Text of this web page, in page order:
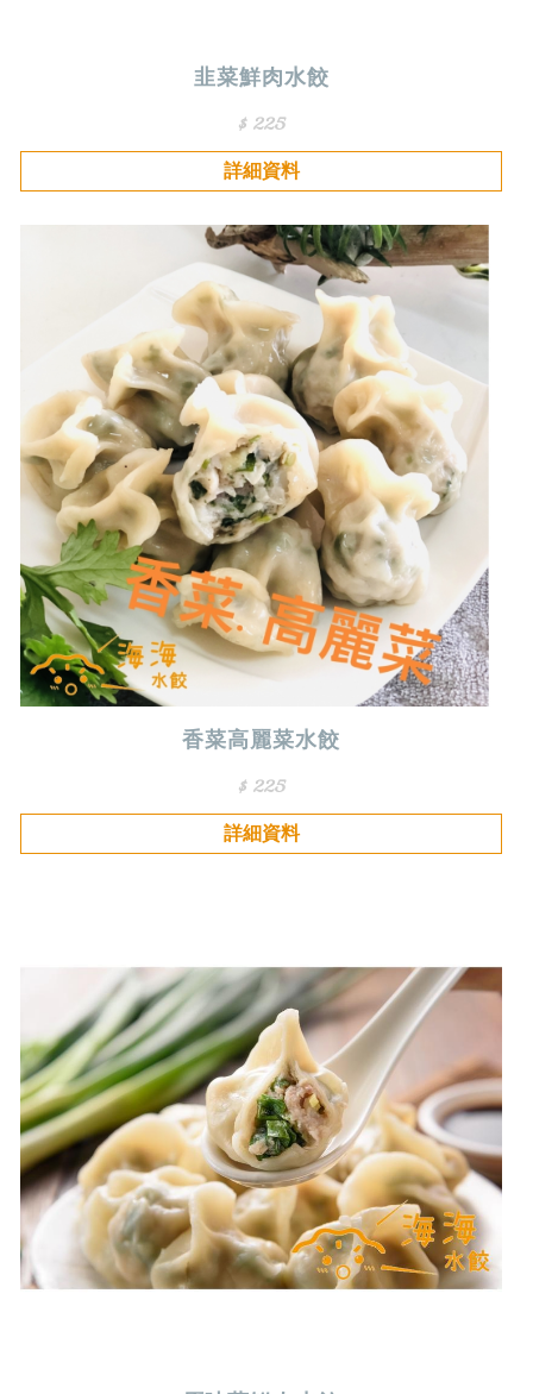
韭菜鮮肉水餃
$ 225
詳細資料
香菜高麗菜水餃
$ 225
詳細資料